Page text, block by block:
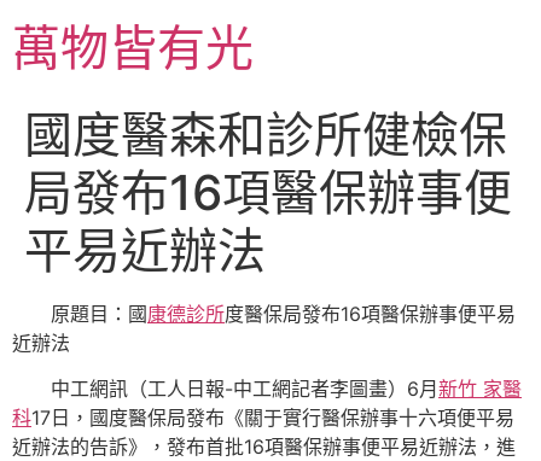
主萬物皆有光
國度醫森和診所健檢保
局發布16項醫保辦事便
平易近辦法
原題目：國康德診所度醫保局發布16項醫保辦事便平易
近辦法
中工網訊（工人日報-中工網記者李圖畫）6月 新竹 家醫
科17日，國度醫保局發布《關于實行醫保辦事十六項便平易
近辦法的告訴》，發布首批16項醫保辦事便平易近辦法，進